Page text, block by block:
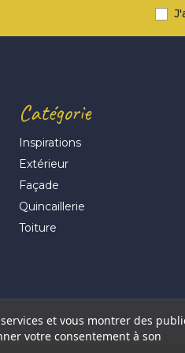
Catégorie
Inspirations
Extérieur
Façade
Quincaillerie
Toiture
et vous montrer des
votre consentement à son